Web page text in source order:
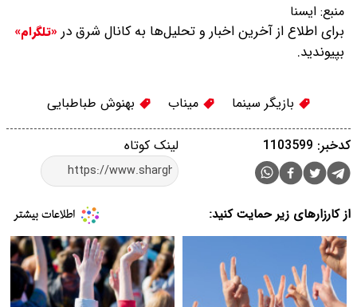
منبع: ايسنا
برای اطلاع از آخرین اخبار و تحلیل‌ها به کانال شرق در «تلگرام»
بپیوندید.
بازیگر سینما میناب بهنوش طباطبایی
لینک کوتاه کدخبر: 1103599
از کارزارهای زیر حمایت کنید: